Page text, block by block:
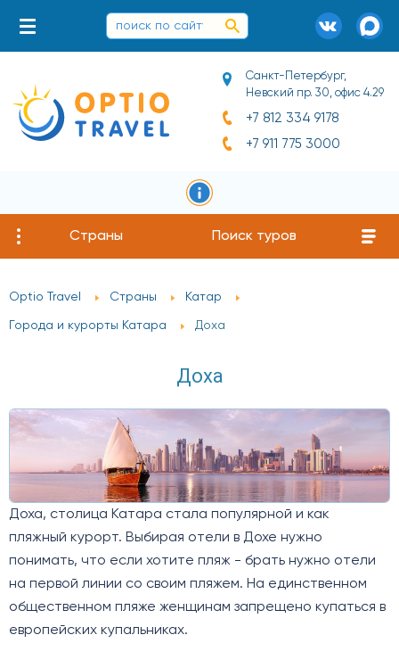
Санкт-Петербург,
Невский пр. 30, офис 4.29
+7 812 334 9178
+7 911 775 3000
Страны Поиск туров
Optio Travel Страны Катар
Города и курорты Катара Доха
Доха
Доха, столица Катара стала популярной и как
пляжный курорт. Выбирая отели в Дохе нужно
понимать, что если хотите пляж - брать нужно отели
на первой линии со своим пляжем. На единственном
общественном пляже женщинам запрещено купаться в
европейских купальниках.